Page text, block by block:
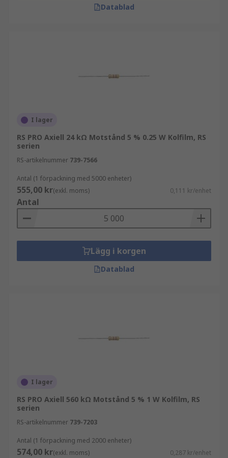
Datablad
I lager
RS PRO Axiell 24 kΩ Motstånd 5 % 0.25 W Kolfilm, RS
serien
RS-artikelnummer 739-7566
Antal (1 förpackning med 5000 enheter)
555,00 kr(exkl. moms) 0,111 kr/enhet
Antal
Lägg i korgen
Datablad
I lager
RS PRO Axiell 560 kΩ Motstånd 5 % 1 W Kolfilm, RS
serien
RS-artikelnummer 739-7203
Antal (1 förpackning med 2000 enheter)
574,00 kr(exkl. moms) 0,287 kr/enhet